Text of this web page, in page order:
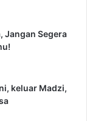
Jangan Segera
keluar Madzi,